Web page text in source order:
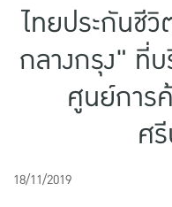
บทความ
แบบประกันทั้งหมด
แบบประกันที่เหมาะกับช่
เปรียบเทียบแบบประกัน
เลือกแบบประกันที่เหมา
ไทยประกันชี
กลางกรุง" ที่
ศูนย์การ
ศ
18/11/2019